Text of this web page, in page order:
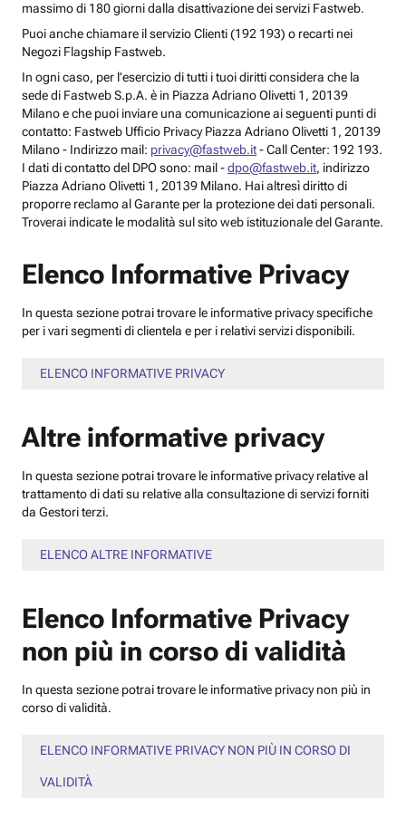
massimo di 180 giorni dalla disattivazione dei servizi Fastweb.
Puoi anche chiamare il servizio Clienti (192 193) o recarti nei
Negozi Flagship Fastweb.
In ogni caso, per l’esercizio di tutti i tuoi diritti considera che la
sede di Fastweb S.p.A. è in Piazza Adriano Olivetti 1, 20139
Milano e che puoi inviare una comunicazione ai seguenti punti di
contatto: Fastweb Ufficio Privacy Piazza Adriano Olivetti 1, 20139
Milano - Indirizzo mail: privacy@fastweb.it- Call Center: 192 193.
I dati di contatto del DPO sono: mail -dpo@fastweb.it, indirizzo
Piazza Adriano Olivetti 1, 20139 Milano. Hai altresì diritto di
proporre reclamo al Garante per la protezione dei dati personali.
Troverai indicate le modalità sul sito web istituzionale del Garante.
Elenco Informative Privacy
In questa sezione potrai trovare le informative privacy specifiche
per i vari segmenti di clientela e per i relativi servizi disponibili.
ELENCO INFORMATIVE PRIVACY
Altre informative privacy
In questa sezione potrai trovare le informative privacy relative al
trattamento di dati su relative alla consultazione di servizi forniti
da Gestori terzi.
ELENCO ALTRE INFORMATIVE
Elenco Informative Privacy
non più in corso di validità
In questa sezione potrai trovare le informative privacy non più in
corso di validità.
ELENCO INFORMATIVE PRIVACY NON PIÙ IN CORSO DI
VALIDITÀ